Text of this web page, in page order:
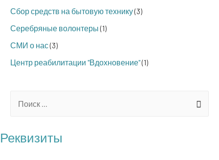
Сбор средств на бытовую технику(3)
Серебряные волонтеры(1)
СМИ о нас(3)
Центр реабилитации "Вдохновение"(1)
r
Реквизиты